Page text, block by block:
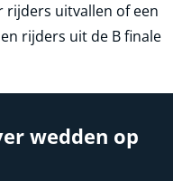
rijders uitvallen of een
rijders uit de B finale
wedden op